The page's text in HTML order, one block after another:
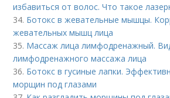
избавиться от волос. Что такое
34. Ботокс в жевательные мышцы.
жевательных мышц лица
35. Массаж лица лимфодренажный.
лимфодренажного массажа лица
36. Ботокс в гусиные лапки.
морщин под глазами